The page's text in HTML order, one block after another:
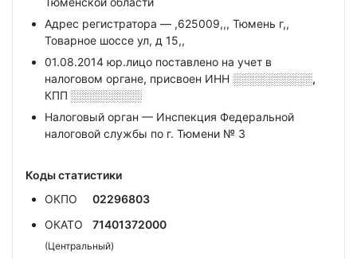
Адрес регистратора — ,625009,,, Тюмень г,,
Товарное шоссе ул, д 15,,
01.08.2014 юр.лицо поставлено на учет в
налоговом органе, присвоен ИНН ░░░░░░░░░░,
КПП ░░░░░░░░░
Налоговый орган — Инспекция Федеральной
налоговой службы по г. Тюмени № 3
Коды статистики
ОКПО
02296803
ОКАТО
71401372000
(Центральный)